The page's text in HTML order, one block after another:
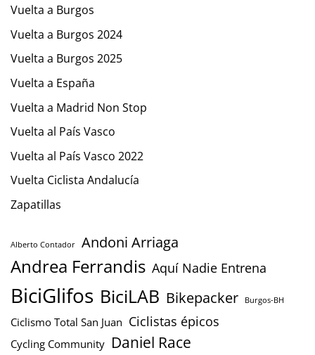
Vuelta a Burgos
Vuelta a Burgos 2024
Vuelta a Burgos 2025
Vuelta a España
Vuelta a Madrid Non Stop
Vuelta al País Vasco
Vuelta al País Vasco 2022
Vuelta Ciclista Andalucía
Zapatillas
Alberto Contador Andoni Arriaga
Andrea Ferrandis Aquí Nadie Entrena
BiciGlifos BiciLAB Bikepacker Burgos-BH
Ciclismo Total San Juan Ciclistas épicos
Cycling Community Daniel Race